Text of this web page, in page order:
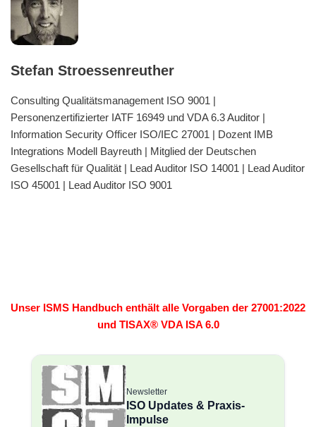
Stefan Stroessenreuther
Consulting Qualitätsmanagement ISO 9001 |
Personenzertifizierter IATF 16949 und VDA 6.3 Auditor |
Information Security Officer ISO/IEC 27001 | Dozent IMB
Integrations Modell Bayreuth | Mitglied der Deutschen
Gesellschaft für Qualität | Lead Auditor ISO 14001 | Lead Auditor
ISO 45001 | Lead Auditor ISO 9001
Unser ISMS Handbuch enthält alle Vorgaben der 27001:2022
und TISAX® VDA ISA 6.0
Newsletter
ISO Updates & Praxis-
Impulse